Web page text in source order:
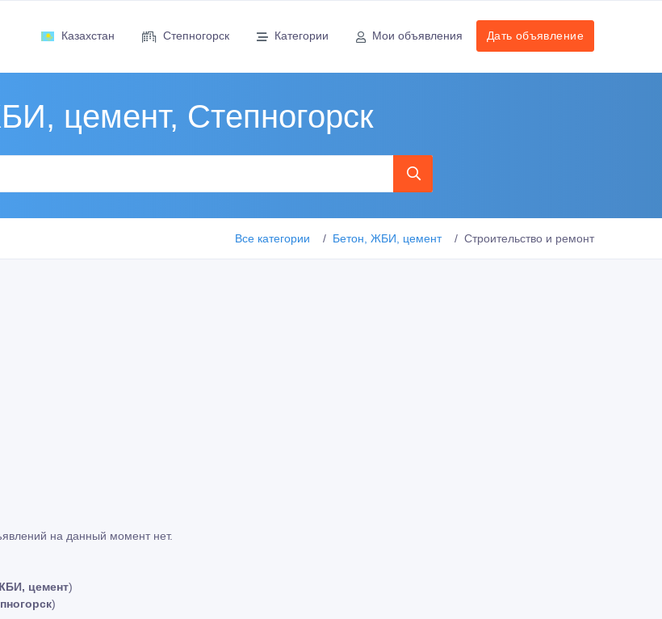
Казахстан Степногорск Категории Мои объявления Дать объявление
цемент, Степногорск
Все категории Бетон, ЖБИ, цемент Строительство и ремонт
на данный момент нет.
цемент)
)